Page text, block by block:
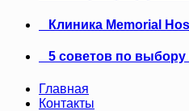
Клиника Memorial
5 советов по выбору
Главная
Контакты